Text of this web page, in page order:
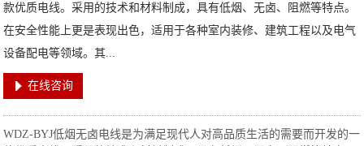
款优质电线。采用的技术和材料制成，具有低烟、无卤、阻燃等特点。
在安全性能上更是表现出色，适用于各种室内装修、建筑工程以及电气
设备配电等领域。其...
在线咨询
WDZ-BYJ低烟无卤电线是为满足现代人对高品质生活的需要而开发的一